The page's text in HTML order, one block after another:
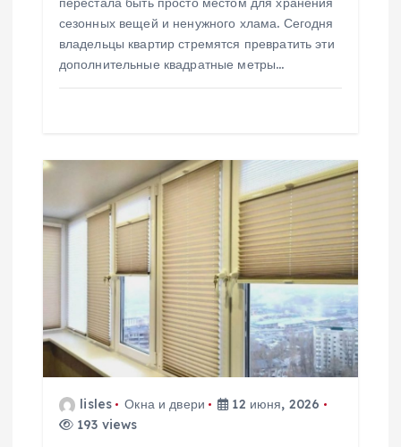
сезонных вещей и ненужного хлама. Сегодня
владельцы квартир стремятся превратить эти
дополнительные квадратные метры…
lisles Окна и двери
12 июня, 2026
193 views